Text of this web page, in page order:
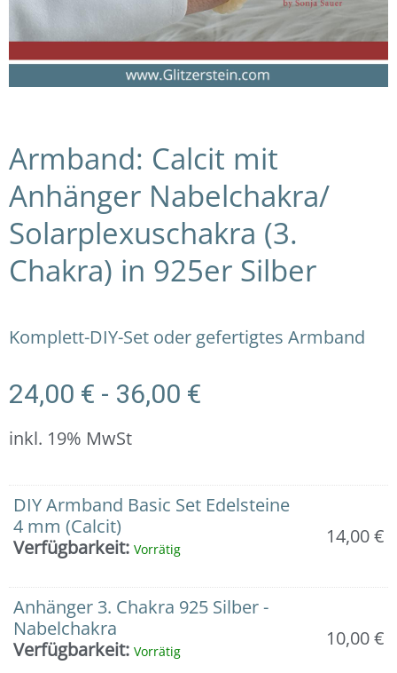
Armband: Calcit mit
Anhänger Nabelchakra/
Solarplexuschakra (3.
Chakra) in 925er Silber
Komplett-DIY-Set oder gefertigtes Armband
24,00 € - 36,00 €
inkl. 19% MwSt
DIY Armband Basic Set Edelsteine
4 mm (Calcit)
Verfügbarkeit: Vorrätig
14,00€
Anhänger 3. Chakra 925 Silber -
Nabelchakra
Verfügbarkeit: Vorrätig
10,00€
Armband:
Calcit
mit
Anhänger
Solarplexuschakra
(3.
Chakra)